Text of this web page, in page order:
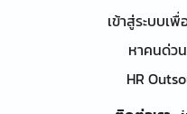
เข้าสู่ระบบเ
หาคนด่วน
HR